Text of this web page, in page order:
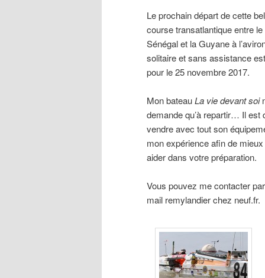
Le prochain départ de cette
course transatlantique entre le
Sénégal et la Guyane à
solitaire et sans assistance
pour le 25 novembre 2017.
Mon bateauLa vie devant soi
demande qu’à repartir… Il est
vendre avec tout son
mon expérience afin de
aider dans votre préparation.
Vous pouvez me contacter
mail remylandier chez neuf.fr.